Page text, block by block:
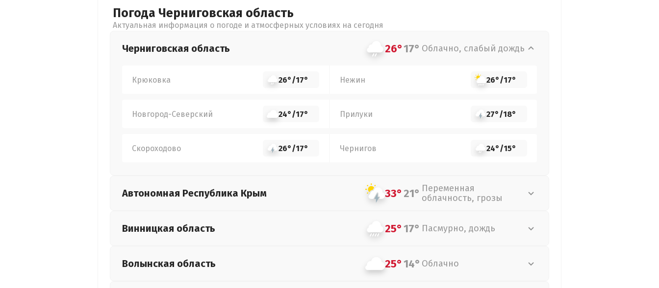
Погода Черниговская область
Актуальная информация о погоде и атмосферных условиях на сегодня
Черниговская область 26°17° Облачно, слабый дождь
Крюковка 26°/17° Нежин 26°/17°
Новгород-Северский 24°/17° Прилуки 27°/18°
Скороходово 26°/17° Чернигов 24°/15°
Автономная Республика Крым 33°21° Переменная
облачность, грозы
Винницкая область 25°17° Пасмурно, дождь
Волынская область 25°14° Облачно